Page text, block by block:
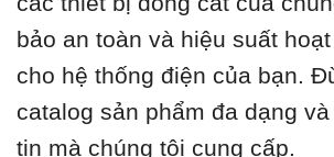
bảo an toàn và hiệu suất
cho hệ thống điện của bạn.
catalog sản phẩm đa dạng
tin mà chúng tôi cung cấp.